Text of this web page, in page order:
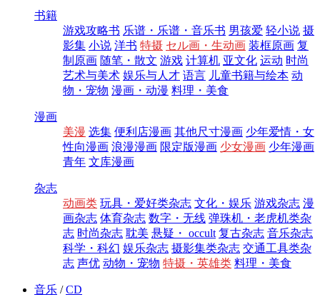
书籍
游戏攻略书 乐谱・乐谱・音乐书 男孩爱 轻小说 摄
影集 小说 洋书 特摄 セル画・生动画 装框原画 复
制原画 随笔・散文 游戏 计算机 亚文化 运动 时尚
艺术与美术 娱乐与人才 语言 儿童书籍与绘本 动
物・宠物 漫画・动漫 料理・美食
漫画
美漫 选集 便利店漫画 其他尺寸漫画 少年爱情・女
性向漫画 浪漫漫画 限定版漫画 少女漫画 少年漫画
青年 文库漫画
杂志
动画类 玩具・爱好类杂志 文化・娱乐 游戏杂志 漫
画杂志 体育杂志 数字・无线 弹珠机・老虎机类杂
志 时尚杂志 耽美 悬疑・ occult 复古杂志 音乐杂志
科学・科幻 娱乐杂志 摄影集类杂志 交通工具类杂
志 声优 动物・宠物 特摄・英雄类 料理・美食
音乐 / CD